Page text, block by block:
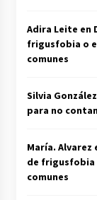
Adira Leite en
frigusfobia o
comunes
Silvia González
para no
María. Alvarez
de frigusfobia
comunes